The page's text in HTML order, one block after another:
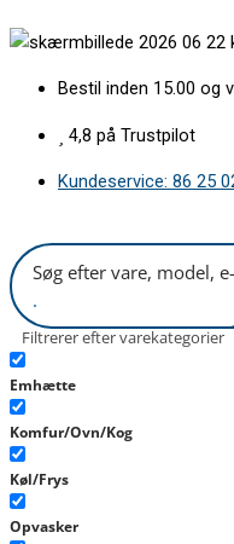
til
Bestil inden 15.00 og
4,8 på Trustpilot
Kundeservice: 86 25
Filtrerer efter varekategorier
Emhætte
Komfur/Ovn/Kog
Køl/Frys
Opvasker
midt
B415xH220mm
antal